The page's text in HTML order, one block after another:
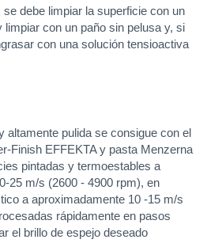
se debe limpiar la superficie con un
limpiar con un paño sin pelusa y, si
con una solución tensioactiva
altamente pulida se consigue con el
Finish EFFEKTA y pasta Menzerna
pintadas y termoestables a
25 m/s (2600 - 4900 rpm), en
a aproximadamente 10 -15 m/s
rápidamente en pasos
el brillo de espejo deseado